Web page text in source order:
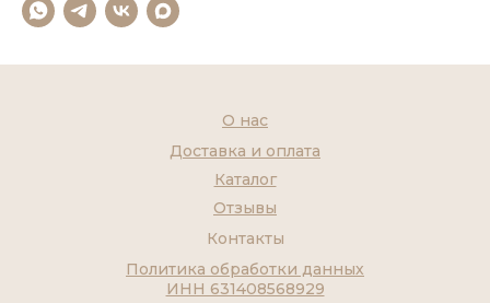
Контакты
Каталог
О нас
Доставка и оплата
Отзывы
Политика обработки данных
ИНН 631408568929